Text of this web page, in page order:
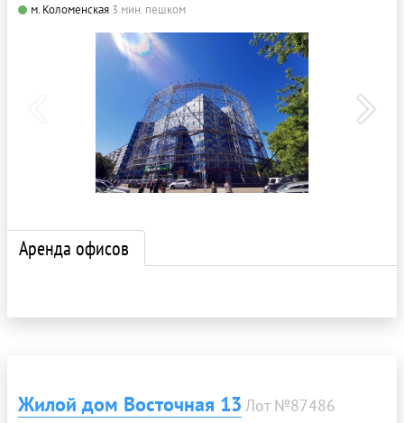
м. Коломенская 3 мин. пешком
Аренда офисов
Жилой дом Восточная 13 Лот №87486